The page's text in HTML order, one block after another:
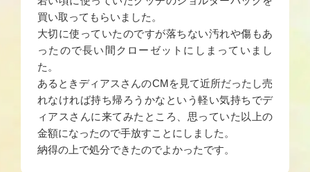
買い取ってもらいました。
大切に使っていたのですが落ちない汚れや傷もあ
ったので長い間クローゼットにしまっていまし
た。
あるときディアスさんのCMを見て近所だったし売
れなければ持ち帰ろうかなという軽い気持ちでデ
ィアスさんに来てみたところ、思っていた以上の
金額になったので手放すことにしました。
納得の上で処分できたのでよかったです。